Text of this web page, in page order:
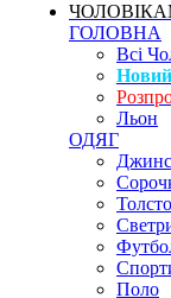
ГОЛОВНА
Всі
Льон
ОДЯГ
Поло